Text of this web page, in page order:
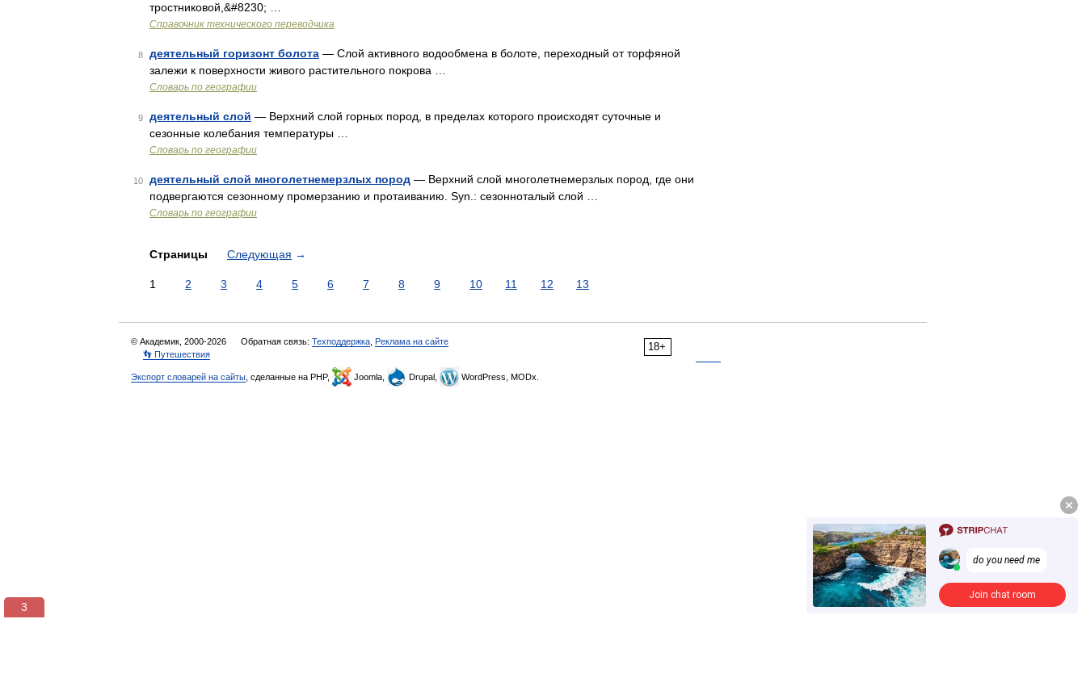
тростниковой,&#8230; …
Справочник технического переводчика
8 деятельный горизонт болота — Слой активного водообмена в болоте, переходный от торфяной
залежи к поверхности живого растительного покрова …
Словарь по географии
9 деятельный слой — Верхний слой горных пород, в пределах которого происходят суточные и
сезонные колебания температуры …
Словарь по географии
10 деятельный слой многолетнемерзлых пород — Верхний слой многолетнемерзлых пород, где они
подвергаются сезонному промерзанию и протаиванию. Syn.: сезонноталый слой …
Словарь по географии
Страницы Следующая →
1 2 3 4 5 6 7 8 9 10 11 12 13
18+
© Академик, 2000-2026 Обратная связь: Техподдержка Реклама на сайте
👣 Путешествия
Экспорт словарей на сайты , сделанные на PHP, Joomla, Drupal, WordPress, MODx.
3